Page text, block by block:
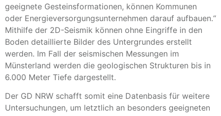
geeignete Gesteinsformationen, können Kommunen
oder Energieversorgungsunternehmen darauf aufbauen.“
Mithilfe der 2D-Seismik können ohne Eingriffe in den
Boden detaillierte Bilder des Untergrundes erstellt
werden. Im Fall der seismischen Messungen im
Münsterland werden die geologischen Strukturen bis in
6.000 Meter Tiefe dargestellt.
Der GD NRW schafft somit eine Datenbasis für weitere
Untersuchungen, um letztlich an besonders geeigneten